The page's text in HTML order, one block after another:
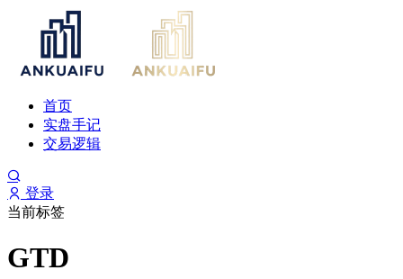
首页
实盘手记
交易逻辑
登录
当前标签
GTD